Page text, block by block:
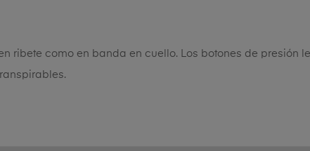
ribete como en banda en cuello. Los botones de presión